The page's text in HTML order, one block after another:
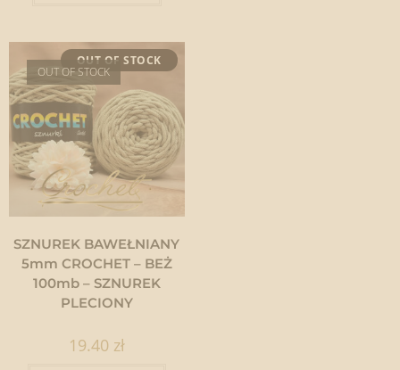
OUT OF STOCK
OUT OF STOCK
SZNUREK BAWEŁNIANY
5mm CROCHET – BEŻ
100mb – SZNUREK
PLECIONY
19.40 zł